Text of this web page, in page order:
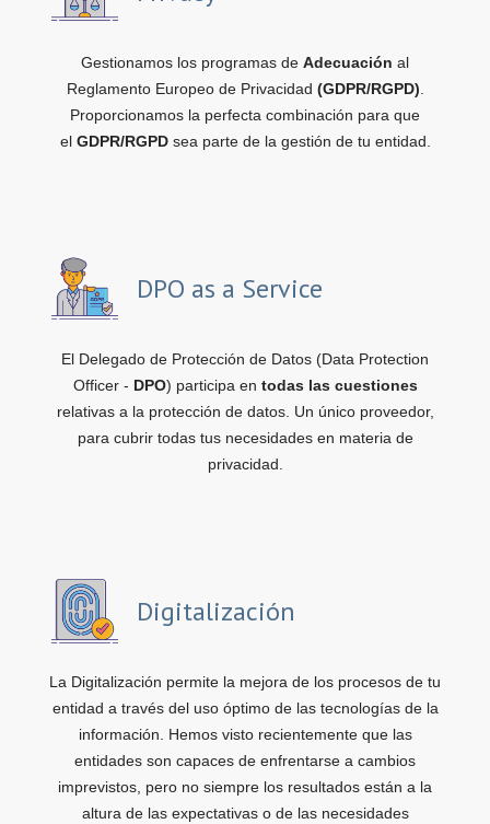
Gestionamos los programas de Adecuación al
Reglamento Europeo de Privacidad (GDPR/RGPD)
Proporcionamos la perfecta combinación para que
el GDPR/RGPDsea parte de la gestión de tu entidad.
DPO as a Service
El Delegado de Protección de Datos (Data Protection
Officer - DPO) participa en todas las cuestiones
relativas a la protección de datos. Un único proveedor,
para cubrir todas tus necesidades en materia de
privacidad.
Digitalización
La Digitalización permite la mejora de los procesos de tu
entidad a través del uso óptimo de las tecnologías de la
información. Hemos visto recientemente que las
entidades son capaces de enfrentarse a cambios
imprevistos, pero no siempre los resultados están a la
altura de las expectativas o de las necesidades